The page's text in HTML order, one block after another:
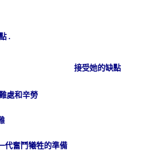
.
接受她的缺點
處和辛勞
代奮鬥犧牲的準備